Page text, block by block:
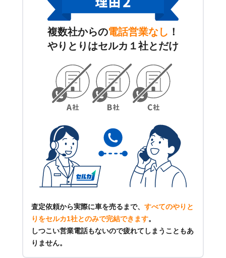
複数社からの電話営業なし ！
やりとりはセルカ１社とだけ
査定依頼から実際に車を売るまで、 すべてのやりと
りをセルカ1社とのみで完結できます。
しつこい営業電話もないので疲れてしまうこともあ
りません。